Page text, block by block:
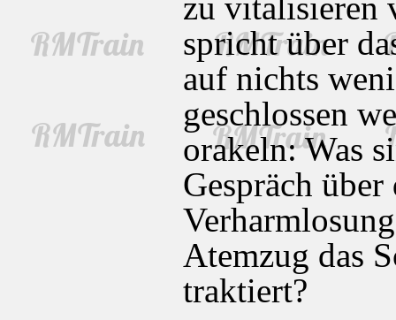
spricht über
auf nichts
geschlossen
orakeln: Was
Gespräch über
Atemzug das
traktiert?